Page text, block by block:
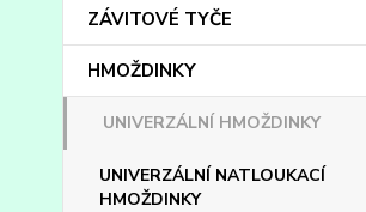
ZÁVITOVÉ TYČE
HMOŽDINKY
UNIVERZÁLNÍ HMOŽDINKY
UNIVERZÁLNÍ NATLOUKACÍ
HMOŽDINKY